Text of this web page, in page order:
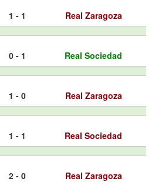
1 - 1 Real Zaragoza
0 - 1 Real Sociedad
1 - 0 Real Zaragoza
1 - 1 Real Sociedad
2 - 0 Real Zaragoza